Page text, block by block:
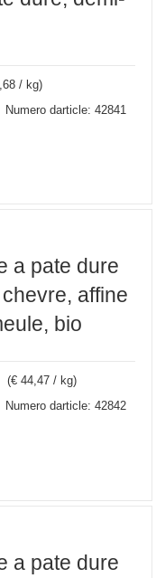
/ kg)
Numero darticle: 42841
a pate dure
affine
bio
(€ 44,47 / kg)
Numero darticle: 42842
a pate dure